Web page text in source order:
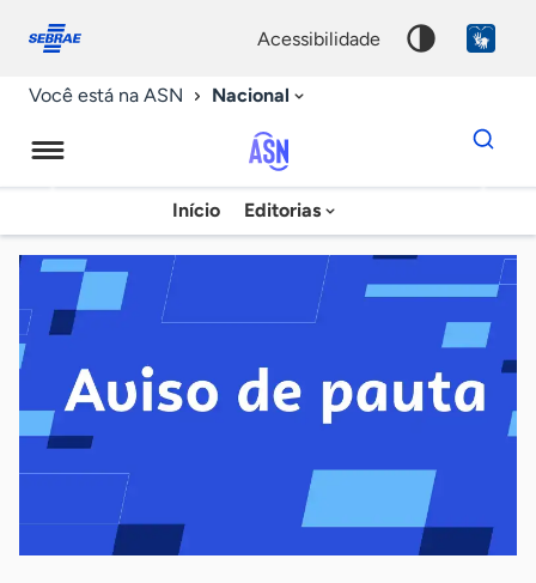
conosco
acessibilidade
Você está na ASN Nacional
Agência
Sebrae
Notícias
Início Editorias
Dados
para
chave